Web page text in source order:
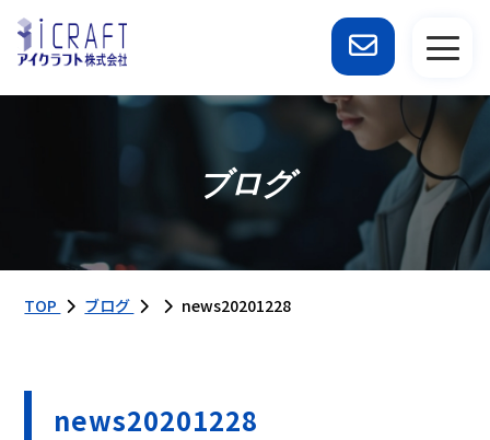
ブログ
TOP ブログ news20201228
news20201228